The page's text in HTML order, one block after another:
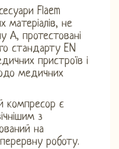
Flaem
матеріалів, не
А, протестовані
стандарту EN
пристроїв і
медичних
компресор є
з
на
роботу.